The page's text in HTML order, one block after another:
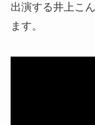
出演する井上こ
ます。